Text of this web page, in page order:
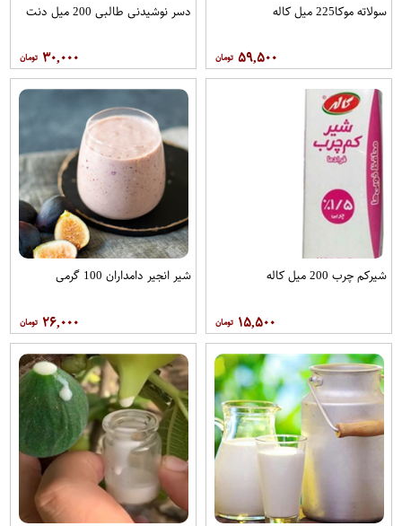
سولاته موکا225 میل کاله
۵۹,۵۰۰
دسر نوشیدنی طالبی 200 میل دنت
۳۰,۰۰۰
شیرکم چرب 200 میل کاله
۱۵,۵۰۰
شیر انجیر دامداران 100 گرمی
۲۶,۰۰۰